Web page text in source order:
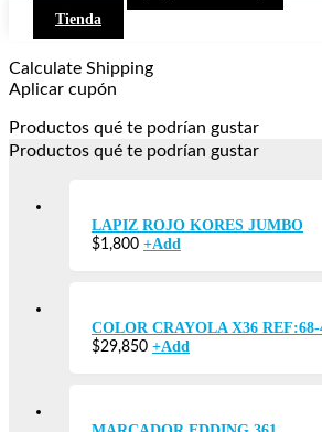
Tienda
Calculate Shipping
Aplicar cupón
Productos qué te podrían gustar
Productos qué te podrían gustar
LAPIZ ROJO KORES JUMBO
$1,800 +Add
COLOR CRAYOLA X36 REF:68-
$29,850 +Add